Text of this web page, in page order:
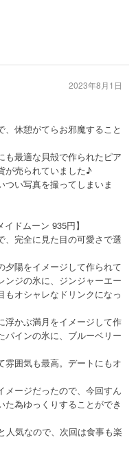
休憩がてらお邪魔すること
も最適な貝殻で作られたピア
が売られていました♪
つい写真を撮ってしまいま
ドムーン 935円】
、完全に見た目の可愛さで選
夕陽をイメージして作られて
ンジの氷に、ジンジャーエー
もオシャレなドリンクになっ
浮かぶ満月をイメージして作
パインの氷に、ブルーベリー
雰囲気も最高。デートにもオ
メージだったので、今回すん
為ゆっくりすることができ
人気なので、次回は食事も楽
2023年8月1日